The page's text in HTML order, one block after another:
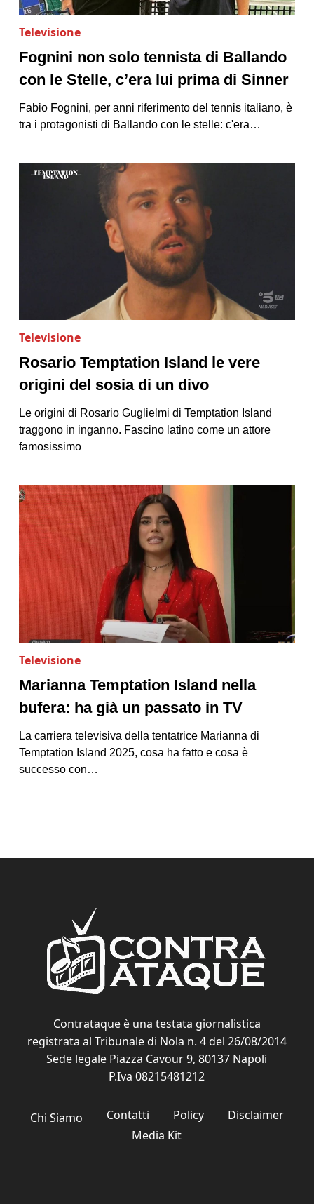
Televisione
Fognini non solo tennista di Ballando
con le Stelle, c’era lui prima di Sinner
Fabio Fognini, per anni riferimento del tennis italiano, è
tra i protagonisti di Ballando con le stelle: c'era…
Televisione
Rosario Temptation Island le vere
origini del sosia di un divo
Le origini di Rosario Guglielmi di Temptation Island
traggono in inganno. Fascino latino come un attore
famosissimo
Televisione
Marianna Temptation Island nella
bufera: ha già un passato in TV
La carriera televisiva della tentatrice Marianna di
Temptation Island 2025, cosa ha fatto e cosa è
successo con…
Contrataque è una testata giornalistica
registrata al Tribunale di Nola n. 4 del 26/08/2014
Sede legale Piazza Cavour 9, 80137 Napoli
P.Iva 08215481212
Chi Siamo Contatti Policy
Disclaimer
Media Kit